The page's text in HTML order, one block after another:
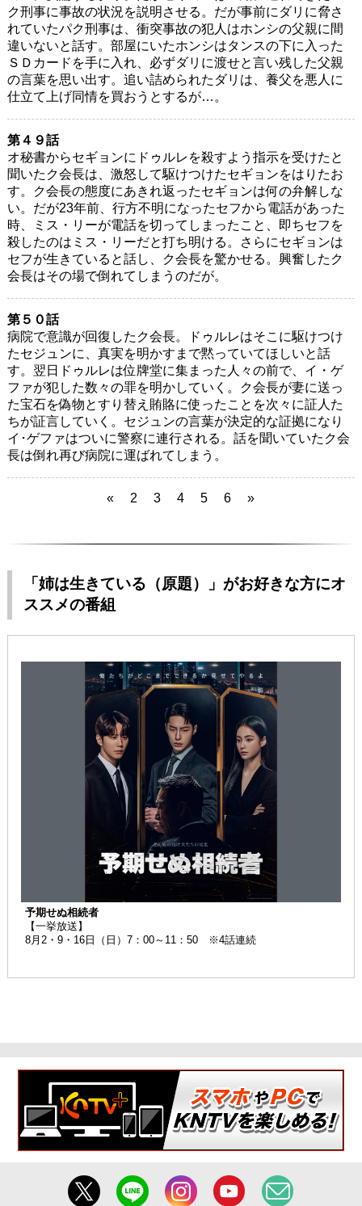
ク刑事に事故の状況を説明させる。だが事前にダリに脅さ
れていたパク刑事は、衝突事故の犯人はホンシの父親に間
違いないと話す。部屋にいたホンシはタンスの下に入った
ＳＤカードを手に入れ、必ずダリに渡せと言い残した父親
の言葉を思い出す。追い詰められたダリは、養父を悪人に
仕立て上げ同情を買おうとするが…。
第４９話
オ秘書からセギョンにドゥルレを殺すよう指示を受けたと
聞いたク会長は、激怒して駆けつけたセギョンをはりたお
す。ク会長の態度にあきれ返ったセギョンは何の弁解しな
い。だが23年前、行方不明になったセフから電話があった
時、ミス・リーが電話を切ってしまったこと、即ちセフを
殺したのはミス・リーだと打ち明ける。さらにセギョンは
セフが生きていると話し、ク会長を驚かせる。興奮したク
会長はその場で倒れてしまうのだが。
第５０話
病院で意識が回復したク会長。ドゥルレはそこに駆けつけ
たセジュンに、真実を明かすまで黙っていてほしいと話
す。翌日ドゥルレは位牌堂に集まった人々の前で、イ・ゲ
ファが犯した数々の罪を明かしていく。ク会長が妻に送っ
た宝石を偽物とすり替え賄賂に使ったことを次々に証人た
ちが証言していく。セジュンの言葉が決定的な証拠になり
イ･ゲファはついに警察に連行される。話を聞いていたク会
長は倒れ再び病院に運ばれてしまう。
« 2 3 4 5 6 »
「姉は生きている（原題）」がお好きな方にオ
ススメの番組
予期せぬ相続者
【一挙放送】
8月2・9・16日（日）7：00～11：50 ※4話連続